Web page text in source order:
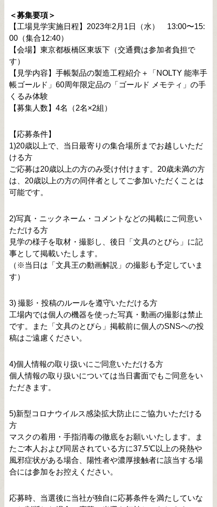
＜募集要項＞
【工場見学実施日程】2023年2月1日（水） 13:00〜15:
00（集合12:40）
【会場】東京都板橋区東坂下（交通費は参加者負担で
す）
【見学内容】手帳製品の製造工程紹介＋「NOLTY 能率手
帳ゴールド」60周年限定品の「ゴールド メモティ」の手
くるみ体験
【募集人数】4名（2名×2組）
【応募条件】
1)20歳以上で、当日最寄りの集合場所までお越しいただ
ける方
ご応募は20歳以上の方のみ受け付けます。20歳未満の方
は、20歳以上の方の同伴者としてご参加いただくことは
可能です。
2)写真・ニックネーム・コメントなどの掲載にご同意い
ただける方
見学の様子を取材・撮影し、後日「文具のとびら」に記
事として掲載いたします。
（※当日は「文具王の動画解説」の撮影も予定していま
す）
3) 撮影・投稿のルールを遵守いただける方
工場内では個人の機器を使った写真・動画の撮影は禁止
です。また「文具のとびら」掲載前に個人のSNSへの投
稿はご遠慮ください。
4)個人情報の取り扱いにご同意いただける方
個人情報の取り扱いについては当日書面でもご同意をい
ただきます。
5)新型コロナウイルス感染拡大防止にご協力いただける
方
マスクの着用・手指消毒の徹底をお願いいたします。ま
たご本人および同居されている方に37.5℃以上の発熱や
風邪症状がある場合、陽性者や濃厚接触者に該当する場
合には参加をお控えください。
応募時、当選後に当社が独自に応募条件を満たしていな